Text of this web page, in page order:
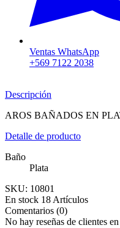
Ventas WhatsApp
+569 7122 2038
Descripción
AROS BAÑADOS EN
Detalle de producto
Baño
Plata
SKU: 10801
En stock 18 Artículos
Comentarios (0)
No hay reseñas de clientes